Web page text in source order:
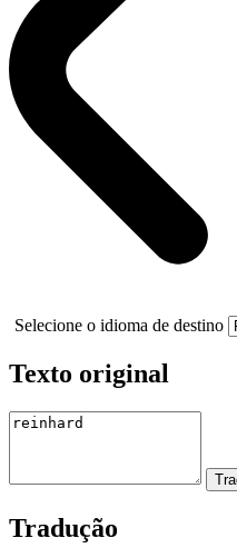
Selecione o idioma de destino
Texto original
Tradução